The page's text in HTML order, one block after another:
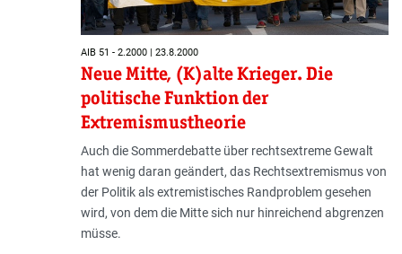
AIB 51 - 2.2000 | 23.8.2000
Neue Mitte, (K)alte Krieger. Die
politische Funktion der
Extremismustheorie
Auch die Sommerdebatte über rechtsextreme Gewalt
hat wenig daran geändert, das Rechtsextremismus von
der Politik als extremistisches Randproblem gesehen
wird, von dem die Mitte sich nur hinreichend abgrenzen
müsse.